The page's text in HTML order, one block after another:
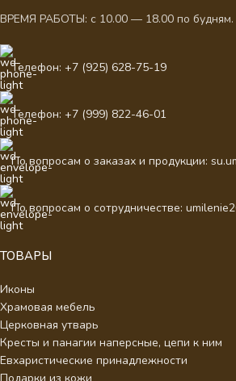
ВРЕМЯ РАБОТЫ: с 10.00 — 18.00 по будням.
Телефон: +7 (925) 628-75-19
Телефон: +7 (999) 822-46-01
По вопросам о заказах и продукции:
По вопросам о сотрудничестве:
ТОВАРЫ
Иконы
Храмовая мебель
Церковная утварь
Кресты и панагии наперсные, цепи к ним
Евхаристические принадлежности